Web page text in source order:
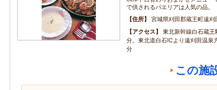
で供されるパエリアは人気の品。
住所
宮城県刈田郡蔵王町遠
アクセス
東北新幹線白石蔵
分。東北道白石ICより遠刈田温泉
分
この施